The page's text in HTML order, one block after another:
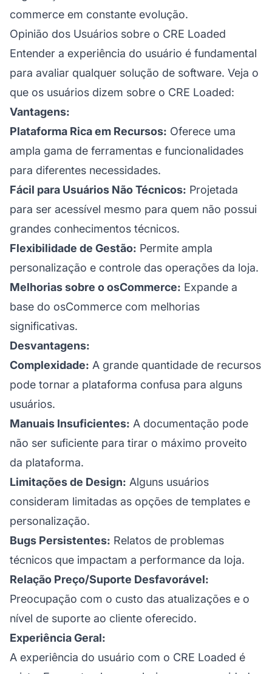
commerce em constante evolução.
Opinião dos Usuários sobre o CRE Loaded
Entender a experiência do usuário é fundamental
para avaliar qualquer solução de software. Veja o
que os usuários dizem sobre o CRE Loaded:
Vantagens:
Plataforma Rica em Recursos: Oferece uma
ampla gama de ferramentas e funcionalidades
para diferentes necessidades.
Fácil para Usuários Não Técnicos: Projetada
para ser acessível mesmo para quem não possui
grandes conhecimentos técnicos.
Flexibilidade de Gestão: Permite ampla
personalização e controle das operações da loja.
Melhorias sobre o osCommerce: Expande a
base do osCommerce com melhorias
significativas.
Desvantagens:
Complexidade: A grande quantidade de recursos
pode tornar a plataforma confusa para alguns
usuários.
Manuais Insuficientes: A documentação pode
não ser suficiente para tirar o máximo proveito
da plataforma.
Limitações de Design: Alguns usuários
consideram limitadas as opções de templates e
personalização.
Bugs Persistentes: Relatos de problemas
técnicos que impactam a performance da loja.
Relação Preço/Suporte Desfavorável:
Preocupação com o custo das atualizações e o
nível de suporte ao cliente oferecido.
Experiência Geral:
A experiência do usuário com o CRE Loaded é